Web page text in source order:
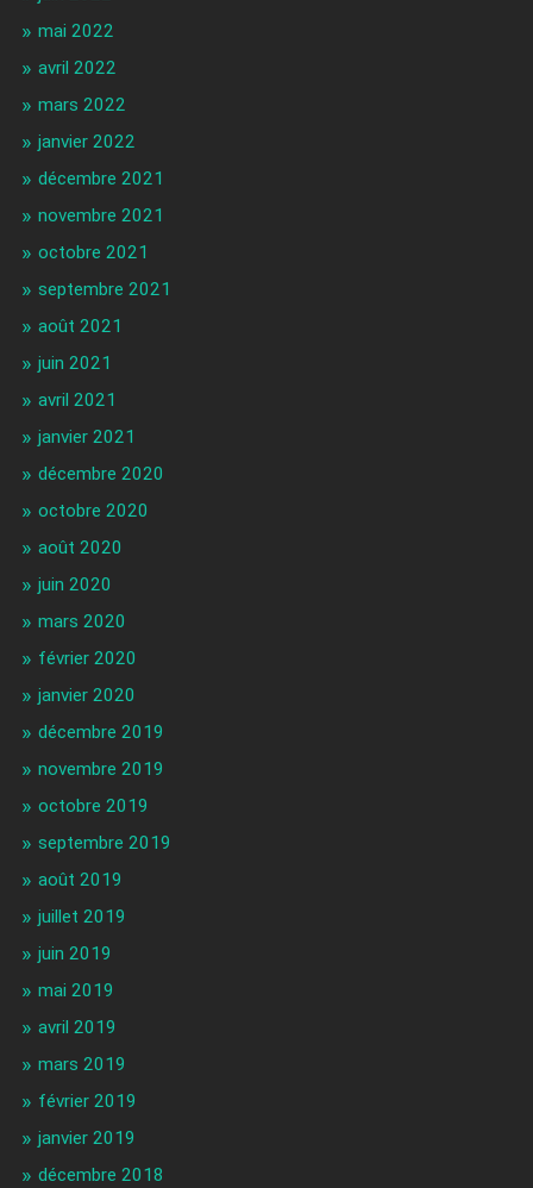
mai 2022
avril 2022
mars 2022
janvier 2022
décembre 2021
novembre 2021
octobre 2021
septembre 2021
août 2021
juin 2021
avril 2021
janvier 2021
décembre 2020
octobre 2020
août 2020
juin 2020
mars 2020
février 2020
janvier 2020
décembre 2019
novembre 2019
octobre 2019
septembre 2019
août 2019
juillet 2019
juin 2019
mai 2019
avril 2019
mars 2019
février 2019
janvier 2019
décembre 2018